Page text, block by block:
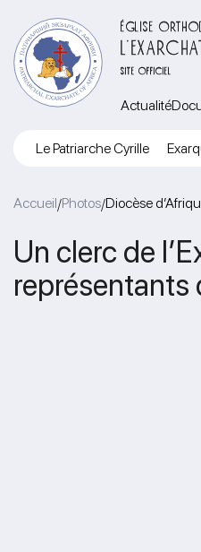
ÉGLISE
SITE OFFICIEL
Actualité
Le Patriarche Cyrille
Accueil/Photos/Diocèse
Un clerc de
représentants